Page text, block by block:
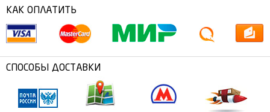
КАК ОПЛАТИТЬ
СПОСОБЫ ДОСТАВКИ